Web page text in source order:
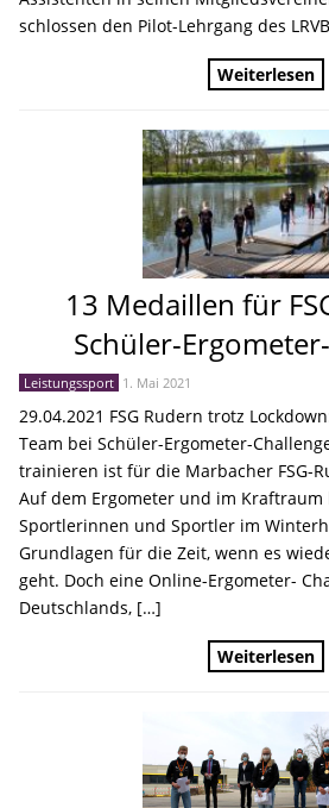
schlossen den Pilot-Lehrgang des
Weiterlesen
13 Medaillen für
Schüler-
Leistungssport 1. Mai 2021
29.04.2021 FSG Rudern trotz
Team bei Schüler-Ergometer-
trainieren ist für die Marbacher FSG-
Auf dem Ergometer und im Kraftraum
Sportlerinnen und Sportler im
Grundlagen für die Zeit, wenn es
geht. Doch eine Online-Ergometer-
Deutschlands, […]
Weiterlesen